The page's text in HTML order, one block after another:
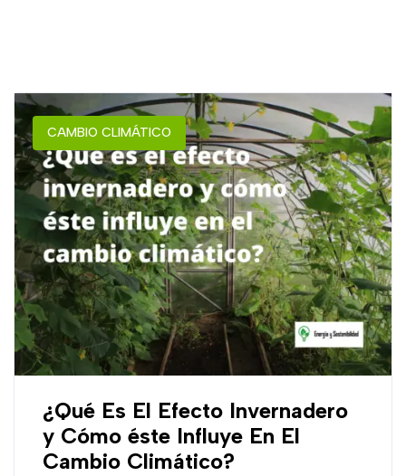
CAMBIO CLIMÁTICO
¿Qué Es El Efecto Invernadero
y Cómo éste Influye En El
Cambio Climático?